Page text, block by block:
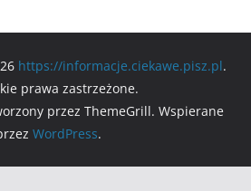
https://informacje.ciekawe.pisz.pl.
prawa zastrzeżone.
przez ThemeGrill. Wspierane
WordPress.